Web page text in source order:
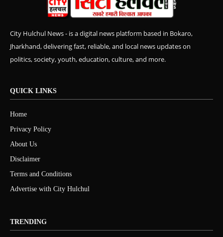
City Hulchul News - is a digital news platform based in Bokaro,
Jharkhand, delivering fast, reliable, and local news updates on
politics, society, youth, education, culture, and more.
QUICK LINKS
Home
Privacy Policy
About Us
Disclaimer
Terms and Conditions
Advertise with City Hulchul
TRENDING